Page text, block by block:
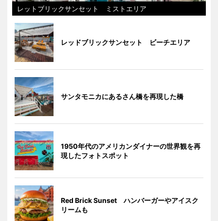
レットブリックサンセット ミストエリア
レッドブリックサンセット ビーチエリア
サンタモニカにあるさん橋を再現した橋
1950年代のアメリカンダイナーの世界観を再
現したフォトスポット
Red Brick Sunset ハンバーガーやアイスク
リームも